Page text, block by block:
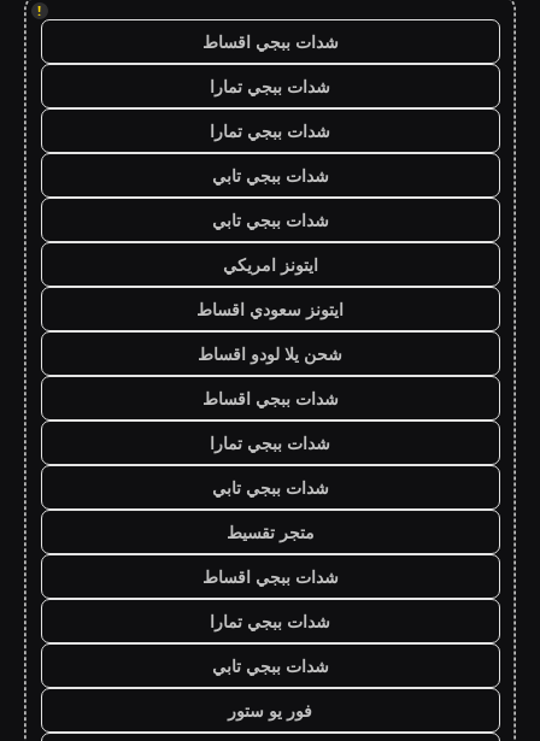
!
شدات ببجي اقساط
شدات ببجي تمارا
شدات ببجي تمارا
شدات ببجي تابي
شدات ببجي تابي
ايتونز امريكي
ايتونز سعودي اقساط
شحن يلا لودو اقساط
شدات ببجي اقساط
شدات ببجي تمارا
شدات ببجي تابي
متجر تقسيط
شدات ببجي اقساط
شدات ببجي تمارا
شدات ببجي تابي
فور يو ستور